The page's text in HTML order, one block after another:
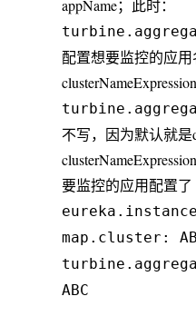
appName；此时：
配置想要监控的应用
不写，因为默认就是
要监控的应用配置了
map.cluster:
ABC